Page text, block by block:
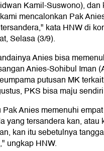
Kamil-Suswono), dan
mencalonkan Pak
kata HNW di
Selasa (3/9).
Anies bisa
Anies-Sohibul Iman
putusan MK
PKS bisa maju
Anies memenuhi
yang tersandera kan, atau
kan itu sebetulnya
ungkap HNW.